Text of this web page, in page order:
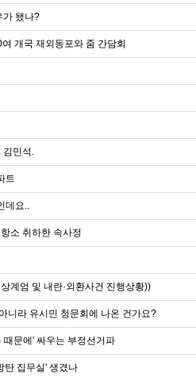
가 됐나?
개국 재외동포와 줌 간담회
김민석.
트
데요..
소 취하한 속사정
계엄 및 내란·외환사건 진행상황))
니라 유시민 청문회에 나온 건가요?
문에' 싸우는 부정선거파
탄 집무실' 생겼나